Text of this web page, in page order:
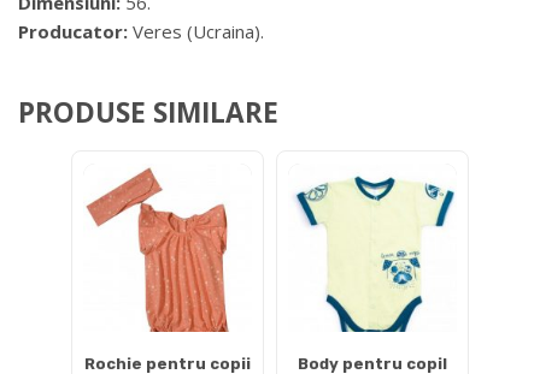
Producator: Veres (Ucraina).
PRODUSE SIMILARE
Rochie pentru copii Body pentru copil